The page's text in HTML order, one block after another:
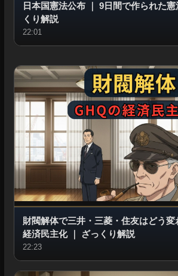
日本国憲法公布｜ 9日間で作られた憲
くり解説
22:01
財閥解体で三井・三菱・住友はどう
経済民主化｜ ざっくり解説
22:23